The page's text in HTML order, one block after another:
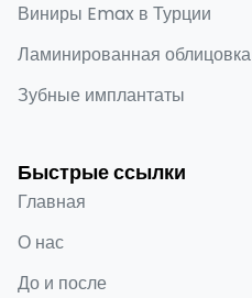
Виниры Emax в Турции
Ламинированная облицовка
Зубные имплантаты
Быстрые ссылки
Главная
О нас
До и после